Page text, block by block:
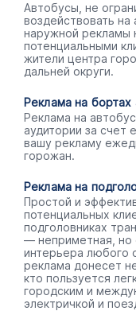
Автобусы, не
воздействовать
наружной рекламы
потенциальными
жители центра
дальней округи.
Реклама на
Реклама на
аудитории за счет
вашу рекламу
горожан.
Реклама на
Простой и
потенциальных
подголовниках
— неприметная, но
интерьера любого
реклама донесет
кто пользуется
городским и
электричкой и